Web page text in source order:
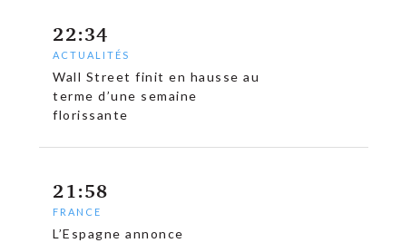
22:34
ACTUALITÉS
Wall Street finit en hausse au
terme d’une semaine
florissante
21:58
FRANCE
L’Espagne annonce